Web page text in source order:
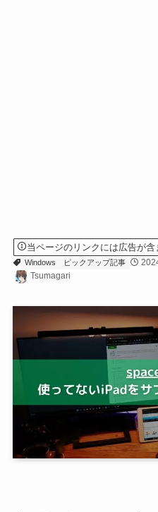
当ページのリンクには広告が含
Windows
ピックアップ記事
Tsumagari